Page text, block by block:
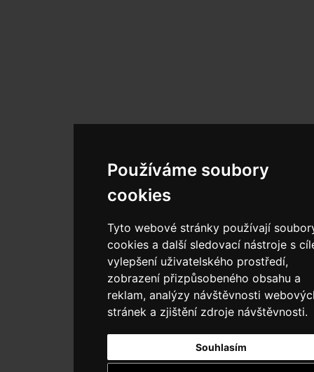
Používáme soubory
cookies
Tyto webové stránky používají
cookies a další sledovací nástroje s
vylepšení uživatelského prostředí,
zobrazení přizpůsobeného obsahu a
reklam, analýzy návštěvnosti
stránek a zjištění zdroje návštěvnosti.
Souhlasím